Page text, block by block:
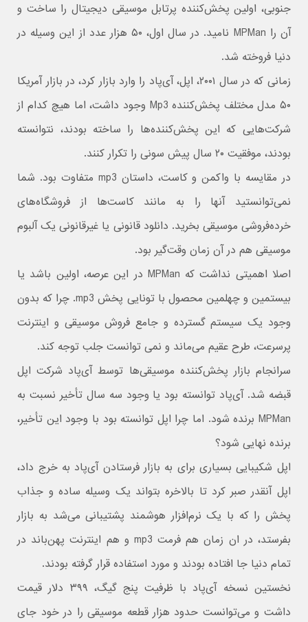
جنوبی، اولین پخش‌کننده پرتابل موسیقی دیجیتال را ساخت و
آن را MPMan نامید. در سال اول، ۵۰ هزار عدد از این وسیله در
دنیا فروخته شد.
زمانی که در سال ۲۰۰۱، اپل، آی‌پاد را وارد بازار کرد، در بازار آمریکا
۵۰ مدل مختلف پخش‌کننده Mp3 وجود داشت، اما هیچ کدام از
شرکت‌هایی که این پخش‌کننده‌ها را ساخته بودند، نتوانسته
بودند، موفقیت ۲۰ سال پیش سونی را تکرار کنند.
در مقایسه با واکمن و کاست، داستان mp3 متفاوت بود. شما
نمی‌توانستید آنها را به مانند کاست‌ها از فروشگاه‌های
خرده‌فروشی موسیقی بخرید. دانلود قانونی یا غیرقانونی یک آلبوم
موسیقی هم در آن زمان وقت‌گیر بود.
اصلا اهمیتی نداشت که MPMan در این عرصه، اولین باشد یا
بیستمین و چهلمین محصول با تونایی پخش mp3. چرا که بدون
وجود یک سیستم گسترده و جامع فروش موسیقی و اینترنت
پرسرعت، طرح عقیم می‌ماند و نمی توانست جلب توجه کند.
سرانجام بازار پخش‌کننده موسیقی‌ها توسط آی‌پاد شرکت اپل
قبضه شد. آی‌پاد توانسته بود یا وجود سه سال تأخیر نسبت به
MPMan برنده شود. اما چرا اپل توانسته بود با وجود این تأخیر،
برنده نهایی شود؟
اپل شکیبایی بسیاری برای به بازار فرستادن آی‌پاد به خرج داد،
اپل آنقدر صبر کرد تا بالاخره بتواند یک وسیله ساده و جذاب
پخش را که با یک نرم‌افزار هوشمند پشتیبانی می‌شد به بازار
بفرستد، در ان زمان هم فرمت mp3 و هم اینترنت پهن‌باند در
تمام دنیا جا افتاده بودند و مورد استفاده قرار گرفته بودند.
نخستین نسخه آی‌پاد با ظرفیت پنج گیگ، ۳۹۹ دلار قیمت
داشت و می‌توانست حدود هزار قطعه موسیقی را در خود جای